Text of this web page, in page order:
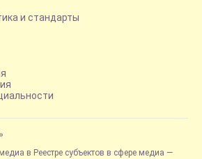
и стандарты
в Реестре субъектов в сфере медиа —